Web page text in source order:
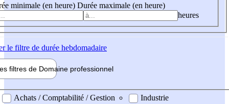
minimale (en heure) Durée maximale (en heure)
heures
le filtre de durée hebdomadaire
filtres de Domaine professionnel
professionel
Achats / Comptabilité / Gestion
Industrie